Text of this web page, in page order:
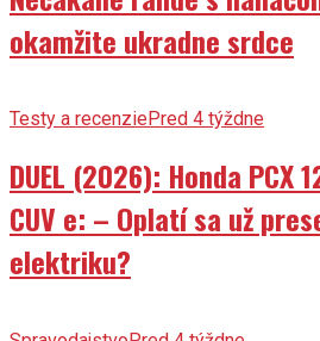
okamžite ukradne srdce
Testy a recenziePred 4 týždne
DUEL (2026): Honda PCX
CUV e: – Oplatí sa už
elektriku?